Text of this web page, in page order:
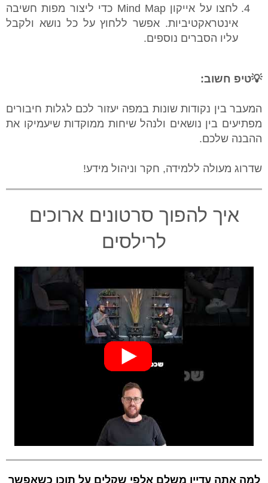
לחצו על אייקון Mind Map כדי ליצור מפות חשיבה
אינטראקטיביות. אפשר ללחוץ על כל נושא ולקבל
עליו הסברים נוספים.
💡טיפ חשוב:
המעבר בין נקודות שונות במפה יעזור לכם לגלות חיבורים
מפתיעים בין נושאים ולנהל שיחות ממוקדות שיעמיקו את
ההבנה שלכם.
שדרוג מעולה ללמידה, חקר וניהול מידע!
איך להפוך סרטונים ארוכים
לרילסים
למה אתה עדיין משלם אלפי שקלים על תוכן כשאפשר